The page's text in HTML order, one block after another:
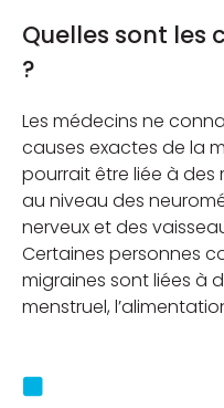
Quelles sont les
?
Les médecins ne
causes exactes de la
pourrait être liée à
au niveau des
nerveux et des
Certaines personnes
migraines sont liées à
menstruel,